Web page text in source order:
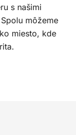
s našimi
môžeme
miesto, kde